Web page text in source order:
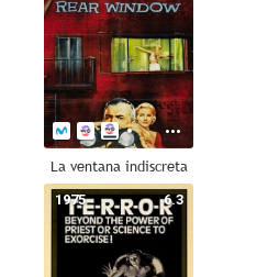
La ventana indiscreta
6.3
1975